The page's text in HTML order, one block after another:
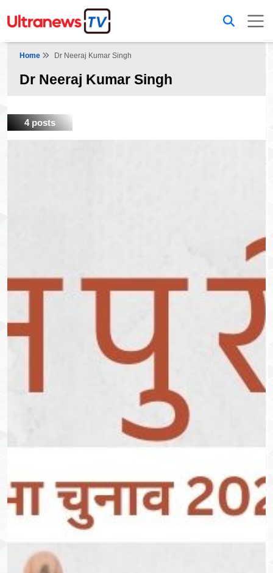
Home Dr Neeraj Kumar Singh
Dr Neeraj Kumar Singh
4 posts